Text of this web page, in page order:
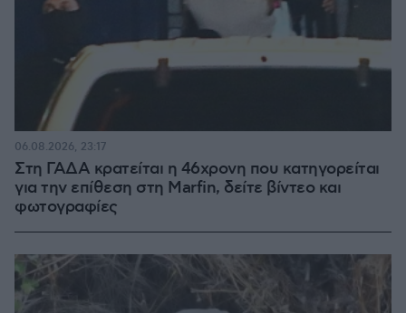
Στη ΓΑΔΑ κρατείται η 46χρονη που κατηγορείται
για την επίθεση στη Marfin, δείτε βίντεο και
φωτογραφίες
06.08.2026, 23:17